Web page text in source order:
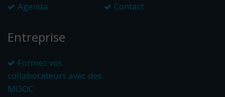
Agenda
Contact
Entreprise
Formez vos
collaborateurs avec des
MOOC